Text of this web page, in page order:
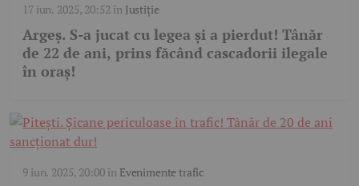
17 iun. 2025, 20:52 în Justiție
Argeș. S-a jucat cu legea și a pierdut! Tânăr
de 22 de ani, prins făcând cascadorii ilegale
în oraș!
9 iun. 2025, 20:00în Evenimente trafic